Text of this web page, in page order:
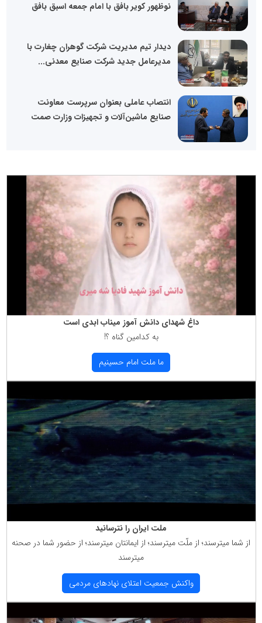
نوظهور کویر بافق با امام جمعه اسبق بافق
دیدار تیم مدیریت شرکت گوهران چغارت با
مدیرعامل جدید شرکت صنایع معدنی...
انتصاب عاملی بعنوان سرپرست معاونت
صنایع ماشین‌آلات و تجهیزات وزارت صمت
داغ شهدای دانش آموز میناب ابدی است
به كدامین گناه ؟!
ما ملت امام حسینیم
ملت ایران را نترسانید
از شما میترسند؛ از ملّت میترسند؛ از ایمانتان میترسند؛ از حضور شما در صحنه
میترسند
واكنش جمعیت اعتلای نهادهای مردمی